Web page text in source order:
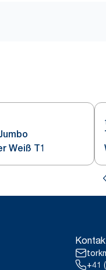
Weiß T1
+41